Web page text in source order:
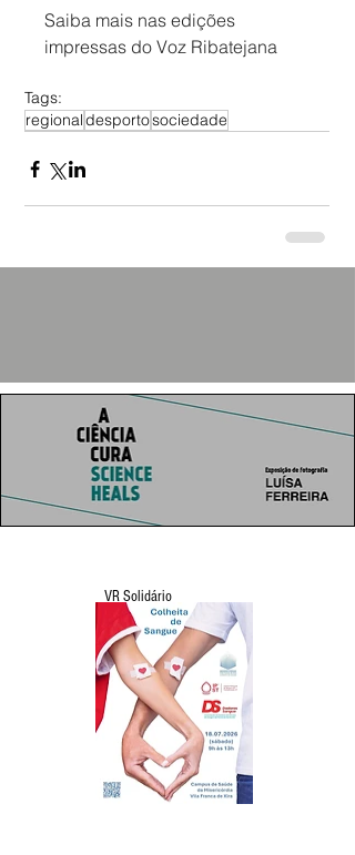
Saiba mais nas edições
impressas do Voz Ribatejana
Tags:
regionaldesportosociedade
VR Solidário